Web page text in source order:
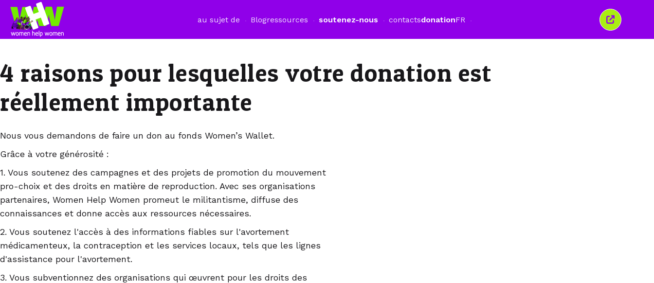
au sujet de Blogressources soutenez-nous contactsdonationFR
Fermer
cette
4 raisons pour lesquelles votre donation est
réellement importante
Nous vous demandons de faire un don au fonds Women’s Wallet.
Grâce à votre générosité :
1. Vous soutenez des campagnes et des projets de promotion du mouvement
pro-choix et des droits en matière de reproduction. Avec ses organisations
partenaires, Women Help Women promeut le militantisme, diffuse des
connaissances et donne accès aux ressources nécessaires.
2. Vous soutenez l'accès à des informations fiables sur l'avortement
médicamenteux, la contraception et les services locaux, tels que les lignes
d'assistance pour l'avortement.
3. Vous subventionnez des organisations qui œuvrent pour les droits des